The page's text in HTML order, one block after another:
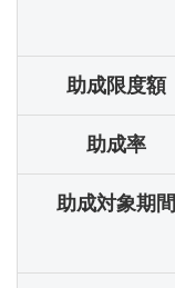
助成限度額
助成率
助成対象期間